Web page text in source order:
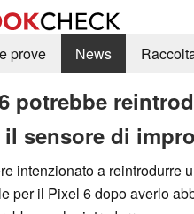
prove
News
potrebbe
sensore di
intenzionato a reintrodurre
per il Pixel 6 dopo averlo